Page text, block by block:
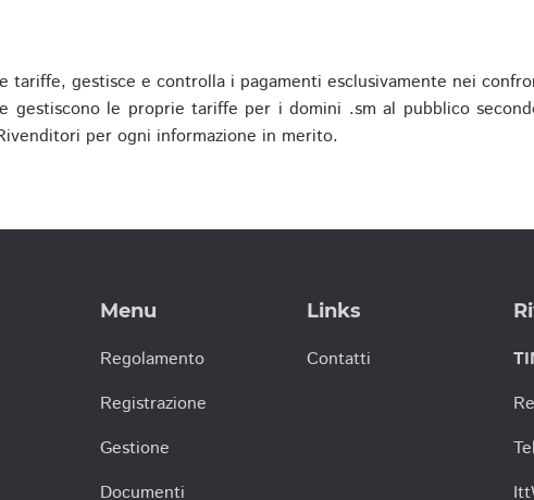
tariffe, gestisce e controlla i pagamenti esclusivamente nei
gestiscono le proprie tariffe per i domini .sm al pubblico
per ogni informazione in merito.
Menu
Regolamento
Registrazione
Gestione
Documenti
Links
Contatti